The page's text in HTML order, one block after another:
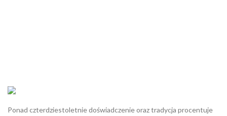
Ponad czterdziestoletnie doświadczenie oraz tradycja procentuje